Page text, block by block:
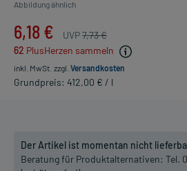
Abbildung ähnlich
6,18 € UVP7,73 €
62 PlusHerzen sammeln
inkl. MwSt. zzgl. Versandkosten
Grundpreis: 412,00 € / l
Der Artikel ist momentan nicht
Beratung für Produktalternativen: Tel.